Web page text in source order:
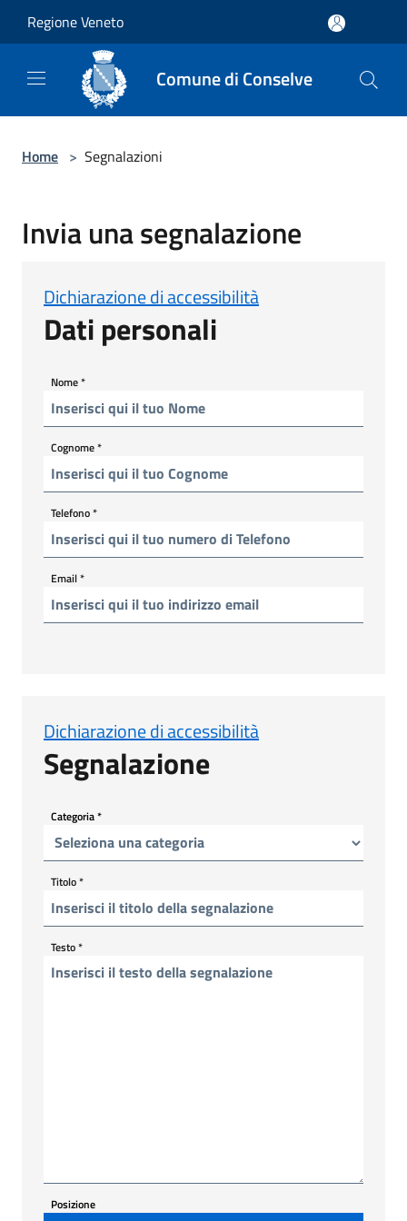
Regione Veneto
Comune di Conselve
Home > Segnalazioni
Invia una segnalazione
Dichiarazione di accessibilità
Dati personali
Nome*
Cognome*
Telefono*
Email*
Dichiarazione di accessibilità
Segnalazione
Categoria*
Titolo*
Testo*
Posizione